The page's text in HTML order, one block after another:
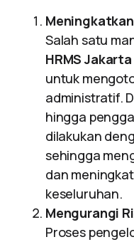
Salah satu
HRMS Jakarta
untuk
administratif.
hingga
dilakukan
sehingga
dan
keseluruhan.
Mengurangi
Proses